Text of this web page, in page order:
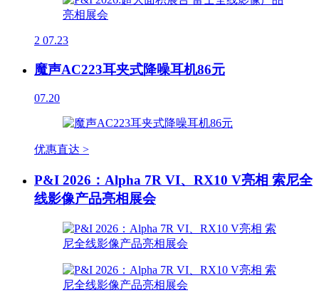
2 07.23
魔声AC223耳夹式降噪耳机86元
07.20
优惠直达 >
P&I 2026：Alpha 7R VI、RX10 V亮相 索尼全
线影像产品亮相展会